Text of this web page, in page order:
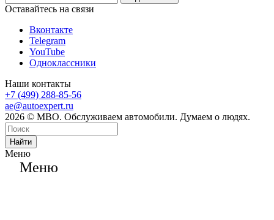
Оставайтесь на связи
Вконтакте
Telegram
YouTube
Одноклассники
Наши контакты
+7 (499) 288-85-56
ae@autoexpert.ru
2026 © МВО. Обслуживаем автомобили. Думаем о людях.
Найти
Меню
Меню